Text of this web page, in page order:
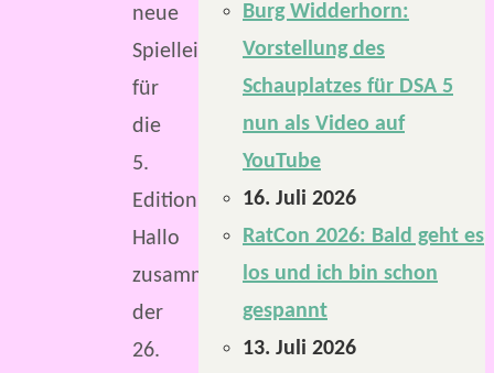
neue
Spielleiterschirm
für
die
5.
Edition.
Hallo
zusammen,
der
26.
Burg Widderhorn:
Vorstellung des
Schauplatzes für DSA 5
nun als Video auf
YouTube
16. Juli 2026
RatCon 2026: Bald geht es
los und ich bin schon
gespannt
13. Juli 2026